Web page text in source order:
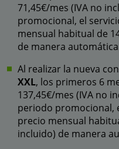
71,45€/mes (IVA no
promocional, el
mensual habitual de
de manera
Al realizar la nueva
XXL, los primeros 6
137,45€/mes (IVA no
periodo promocional,
precio mensual
incluido) de manera